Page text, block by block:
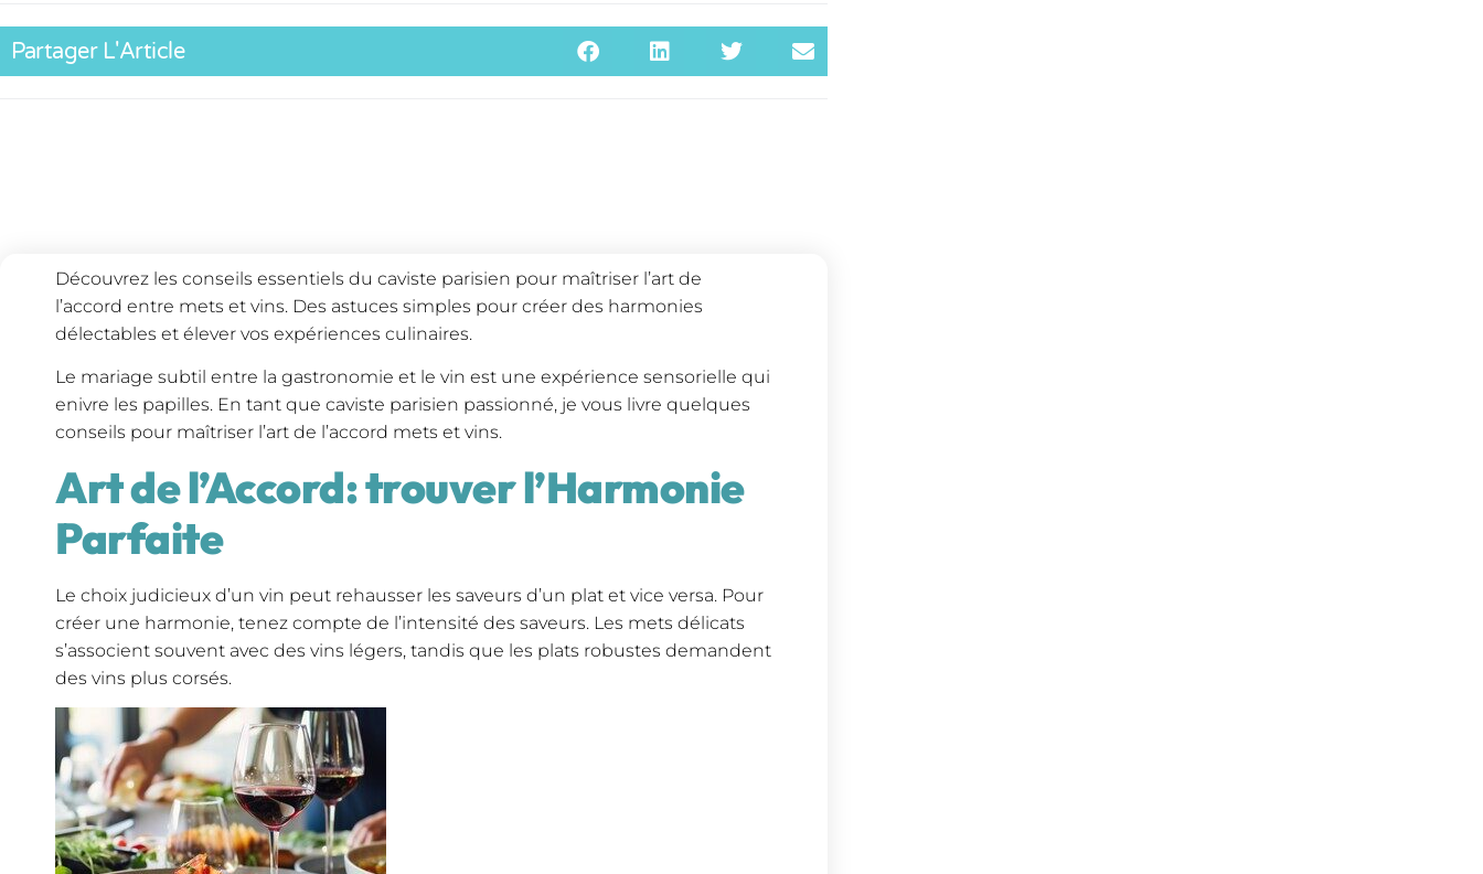
Partager L'Article
Découvrez les conseils essentiels du caviste parisien pour maîtriser l’art de
l’accord entre mets et vins. Des astuces simples pour créer des harmonies
délectables et élever vos expériences culinaires.
Le mariage subtil entre la gastronomie et le vin est une expérience sensorielle qui
enivre les papilles. En tant que caviste parisien passionné, je vous livre quelques
conseils pour maîtriser l’art de l’accord mets et vins.
Art de l’Accord: trouver l’Harmonie
Parfaite
Le choix judicieux d’un vin peut rehausser les saveurs d’un plat et vice versa. Pour
créer une harmonie, tenez compte de l’intensité des saveurs. Les mets délicats
s’associent souvent avec des vins légers, tandis que les plats robustes demandent
des vins plus corsés.